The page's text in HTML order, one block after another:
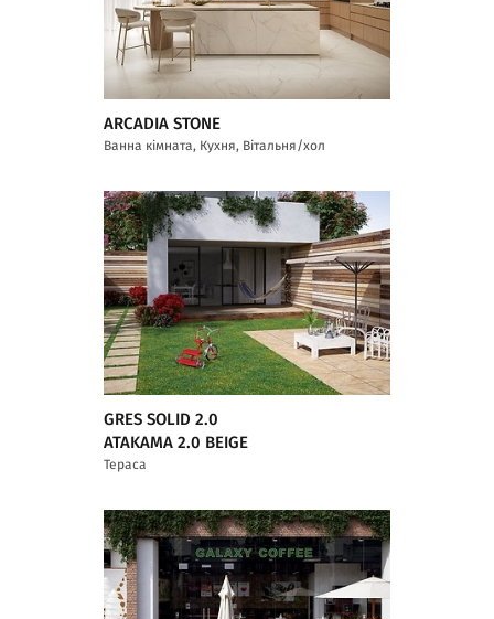
ARCADIA STONE
Ванна кімната, Кухня, Вітальня/хол
GRES SOLID 2.0
ATAKAMA 2.0 BEIGE
Тераса